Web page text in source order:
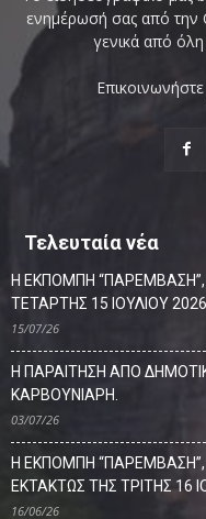
ενημέρωσή σας από την
γενικά από
Επικοινωνήστε
Τελευταία νέα
Η ΕΚΠΟΜΠΗ
ΤΕΤΑΡΤΗΣ 15 ΙΟΥΛΙΟΥ
15/07/26
Η ΠΑΡΑΙΤΗΣΗ ΑΠΟ
ΚΑΡΒΟΥΝΙΑΡΗ.
03/07/26
Η ΕΚΠΟΜΠΗ
ΕΚΤΑΚΤΩΣ ΤΗΣ ΤΡΙΤΗΣ 16
16/06/26